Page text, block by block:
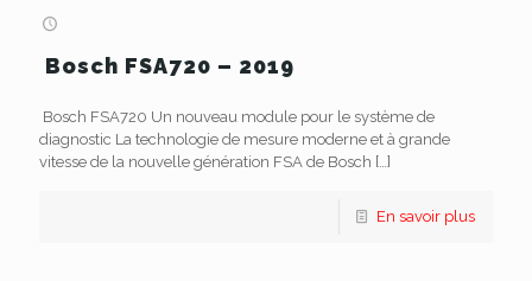
Bosch FSA720 – 2019
Bosch FSA720 Un nouveau module pour le système de
diagnostic La technologie de mesure moderne et à grande
vitesse de la nouvelle génération FSA de Bosch […]
En savoir plus